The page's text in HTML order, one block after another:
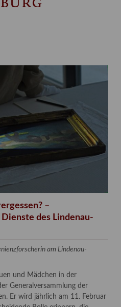
–
des Lindenau-
am Lindenau-
und Mädchen in der
Generalversammlung der
Er wird jährlich am 11. Februar